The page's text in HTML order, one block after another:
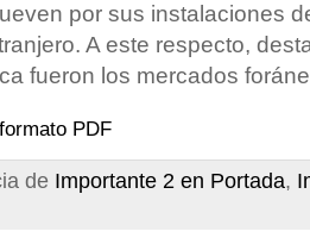
por sus instalaciones
A este respecto,
fueron los mercados
PDF
de Importante 2 en Portada,